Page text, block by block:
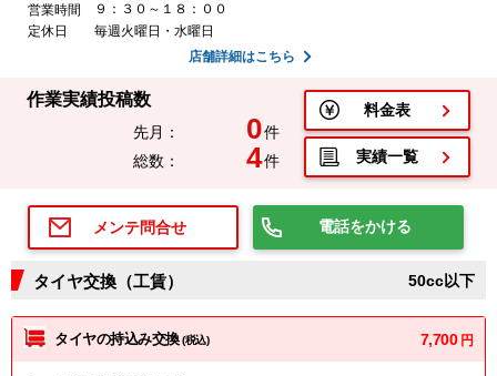
営業時間
９：３０～１８：００
定休日
毎週火曜日・水曜日
店舗詳細はこちら
作業実績投稿数
先月： 0件
総数：
4件
料金表
実績一覧
メンテ問合せ 電話をかける
タイヤ交換（工賃） 50cc以下
タイヤの持込み交換(税込) 7,700 円